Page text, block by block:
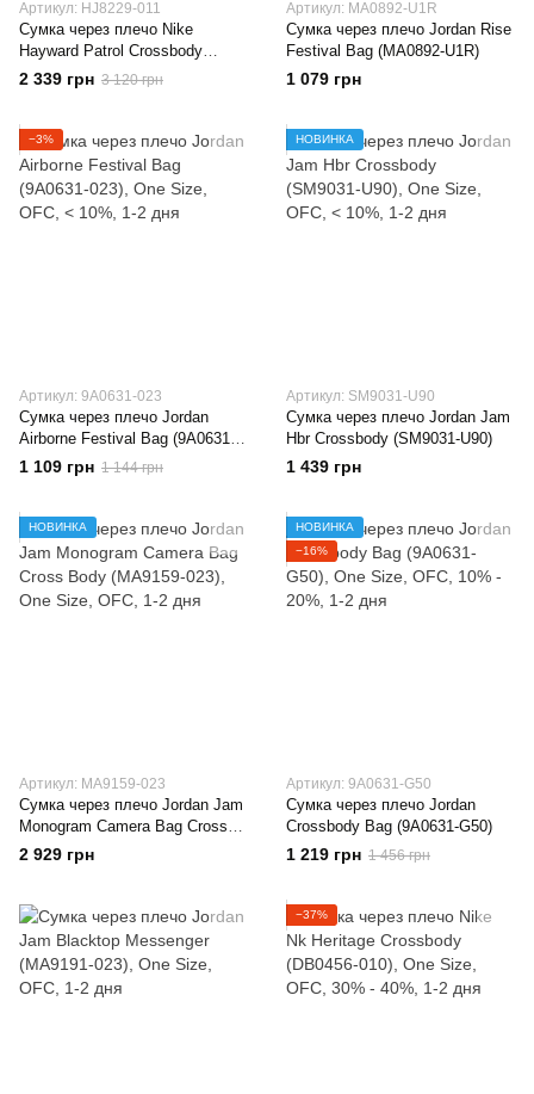
Артикул: HJ8229-011
Сумка через плечо Nike
Hayward Patrol Crossbody
(HJ8229-011)
2 339 грн 3 120 грн
Артикул: MA0892-U1R
Сумка через плечо Jordan Rise
Festival Bag (MA0892-U1R)
1 079 грн
−3%
Артикул: 9A0631-023
Сумка через плечо Jordan
Airborne Festival Bag (9A0631-
023)
1 109 грн 1 144 грн
НОВИНКА
Артикул: SM9031-U90
Сумка через плечо Jordan Jam
Hbr Crossbody (SM9031-U90)
1 439 грн
НОВИНКА
Артикул: MA9159-023
Сумка через плечо Jordan Jam
Monogram Camera Bag Cross
Body (MA9159-023)
2 929 грн
НОВИНКА
−16%
Артикул: 9A0631-G50
Сумка через плечо Jordan
Crossbody Bag (9A0631-G50)
1 219 грн 1 456 грн
−37%